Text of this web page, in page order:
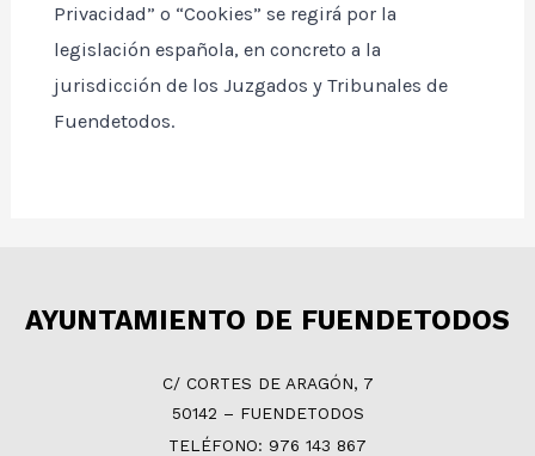
Privacidad” o “Cookies” se regirá por la
legislación española, en concreto a la
jurisdicción de los Juzgados y Tribunales de
Fuendetodos.
AYUNTAMIENTO DE FUENDETODOS
C/ CORTES DE ARAGÓN, 7
50142 – FUENDETODOS
TELÉFONO: 976 143 867